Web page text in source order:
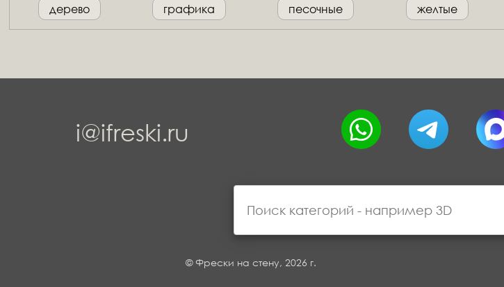
дерево графика песочные желтые
i@ifreski.ru
© Фрески на стену, 2026 г.